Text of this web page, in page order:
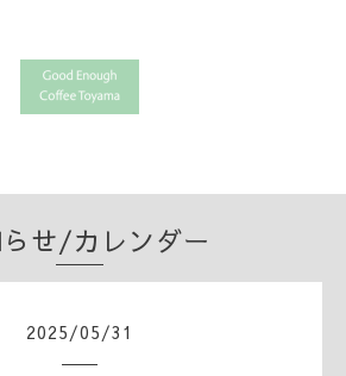
せ/カレンダー
2025/05/31